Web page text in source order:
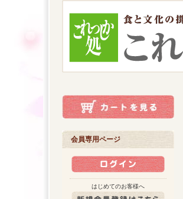
会員専用ページ
はじめてのお客様へ